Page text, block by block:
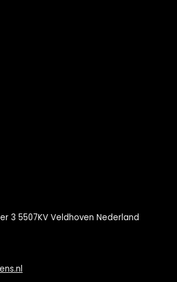
3 5507KV Veldhoven Nederland